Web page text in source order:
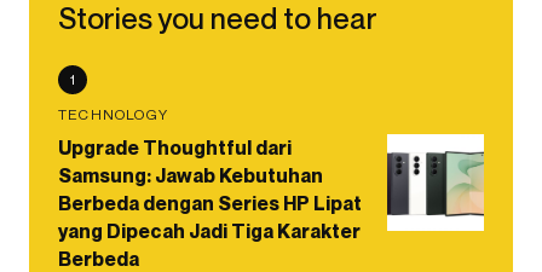
Stories you need to hear
1
TECHNOLOGY
Upgrade Thoughtful dari
Samsung: Jawab Kebutuhan
Berbeda dengan Series HP Lipat
yang Dipecah Jadi Tiga Karakter
Berbeda